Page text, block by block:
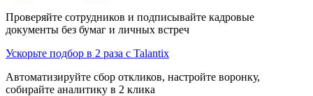
Проверяйте сотрудников и подписывайте кадровые
документы без бумаг и личных встреч
Ускорьте подбор в 2 раза с Talantix
Автоматизируйте сбор откликов, настройте воронку,
собирайте аналитику в 2 клика